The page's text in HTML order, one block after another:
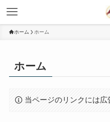
ホーム ホーム
ホーム
当ページのリンクには広